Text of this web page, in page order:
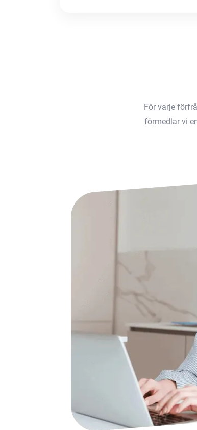
För varje
förmedlar vi